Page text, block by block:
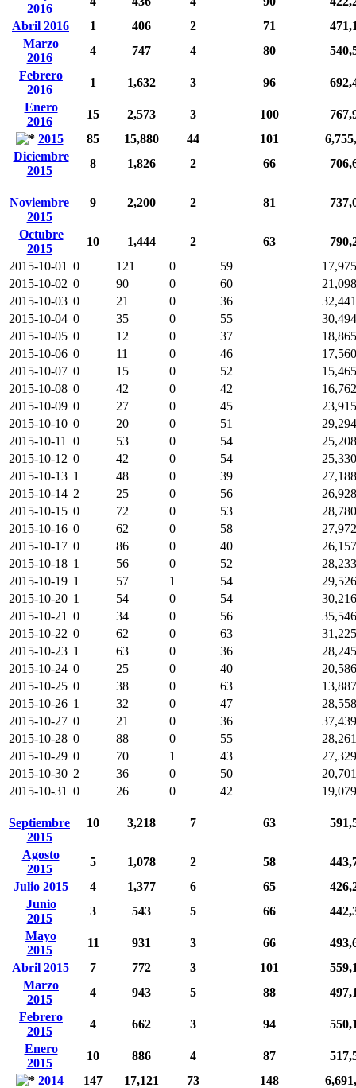
2016
Abril 2016
1 406 2 71
Marzo
2016
4 747 4 80
Febrero
2016
1 1,632 3 96
Enero
2016
15 2,573 3 100
2015
85 15,880 44 101
Diciembre
2015
8 1,826 2 66
Noviembre
2015
9 2,200 2 81
Octubre
2015
10 1,444 2 63
2015-10-01 0 121 0 59
17,975
2015-10-02 0 90 0 60
21,098
2015-10-03 0 21 0 36
32,441
2015-10-04 0 35 0 55
30,494
2015-10-05 0 12 0 37
18,865
2015-10-06 0 11 0 46
17,560
2015-10-07 0 15 0 52
15,465
2015-10-08 0 42 0 42
16,762
2015-10-09 0 27 0 45
23,915
2015-10-10 0 20 0 51
29,294
2015-10-11
0 53 0 54
25,208
2015-10-12 0 42 0 54
25,330
2015-10-13 1 48 0 39
27,188
2015-10-14 2 25 0 56
26,928
2015-10-15 0 72 0 53
28,780
2015-10-16 0 62 0 58
27,972
2015-10-17 0 86 0 40
26,157
2015-10-18 1 56 0 52
28,233
2015-10-19 1 57 1 54
29,526
2015-10-20 1 54 0 54
30,216
2015-10-21 0 34 0 56
35,546
2015-10-22 0 62 0 63
31,225
2015-10-23 1 63 0 36
28,245
2015-10-24 0 25 0 40
20,586
2015-10-25 0 38 0 63
13,887
2015-10-26 1 32 0 47
28,558
2015-10-27 0 21 0 36
37,439
2015-10-28 0 88 0 55
28,261
2015-10-29 0 70 1 43
27,329
2015-10-30 2 36 0 50
20,701
2015-10-31 0 26 0 42 19,079
Septiembre
2015
10 3,218 7 63
Agosto
2015
5 1,078 2 58
Julio 2015
4 1,377 6 65
Junio
2015
3 543 5 66
Mayo
2015
11 931 3 66
Abril 2015
7 772 3 101
Marzo
2015
4 943 5 88
Febrero
2015
4 662 3 94
Enero
2015
10 886 4 87
2014
147 17,121 73 148